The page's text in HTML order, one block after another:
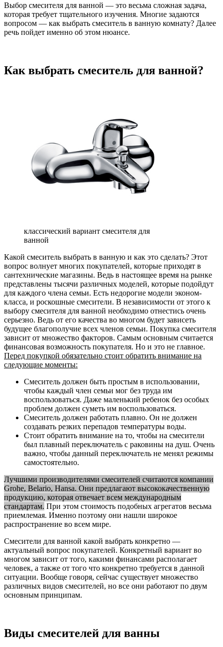
Выбор смесителя для ванной — это весьма сложная задача,
которая требует тщательного изучения. Многие задаются
вопросом — как выбрать смеситель в ванную комнату? Далее
речь пойдет именно об этом нюансе.
Как выбрать смеситель для ванной?
классический вариант смесителя для
ванной
Какой смеситель выбрать в ванную и как это сделать? Этот
вопрос волнует многих покупателей, которые приходят в
сантехнические магазины. Ведь в настоящее время на рынке
представлены тысячи различных моделей, которые подойдут
для каждого члена семьи. Есть недорогие модели эконом-
класса, и роскошные смесители. В независимости от этого к
выбору смесителя для ванной необходимо отнестись очень
серьезно. Ведь от его качества во многом будет зависеть
будущее благополучие всех членов семьи. Покупка смесителя
зависит от множество факторов. Самым основным считается
финансовая возможность покупателя. Но и это не главное.
Перед покупкой обязательно стоит обратить внимание на
следующие моменты:
Смеситель должен быть простым в использовании,
чтобы каждый член семьи мог без труда им
воспользоваться. Даже маленький ребенок без особых
проблем должен суметь им воспользоваться.
Смеситель должен работать плавно. Он не должен
создавать резких перепадов температуры воды.
Стоит обратить внимание на то, чтобы на смесители
был плавный переключатель с раковины на душ. Очень
важно, чтобы данный переключатель не менял режимы
самостоятельно.
Лучшими производителями смесителей считаются компании
Grohe, Belario, Hansa. Они предлагают высококачественную
продукцию, которая отвечает всем международным
стандартам. При этом стоимость подобных агрегатов весьма
приемлемая. Именно поэтому они нашли широкое
распространение во всем мире.
Смесители для ванной какой выбрать конкретно —
актуальный вопрос покупателей. Конкретный вариант во
многом зависит от того, какими финансами располагает
человек, а также от того что конкретно требуется в данной
ситуации. Вообще говоря, сейчас существует множество
различных видов смесителей, но все они работают по двум
основным принципам.
Виды смесителей для ванны